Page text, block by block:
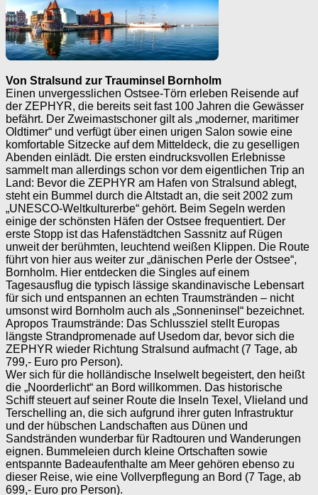
Von Stralsund zur Trauminsel Bornholm
Einen unvergesslichen Ostsee-Törn erleben Reisende auf
der ZEPHYR, die bereits seit fast 100 Jahren die Gewässer
befährt. Der Zweimastschoner gilt als „moderner, maritimer
Oldtimer“ und verfügt über einen urigen Salon sowie eine
komfortable Sitzecke auf dem Mitteldeck, die zu geselligen
Abenden einlädt. Die ersten eindrucksvollen Erlebnisse
sammelt man allerdings schon vor dem eigentlichen Trip an
Land: Bevor die ZEPHYR am Hafen von Stralsund ablegt,
steht ein Bummel durch die Altstadt an, die seit 2002 zum
„UNESCO-Weltkulturerbe“ gehört. Beim Segeln werden
einige der schönsten Häfen der Ostsee frequentiert. Der
erste Stopp ist das Hafenstädtchen Sassnitz auf Rügen
unweit der berühmten, leuchtend weißen Klippen. Die Route
führt von hier aus weiter zur „dänischen Perle der Ostsee“,
Bornholm. Hier entdecken die Singles auf einem
Tagesausflug die typisch lässige skandinavische Lebensart
für sich und entspannen an echten Traumstränden – nicht
umsonst wird Bornholm auch als „Sonneninsel“ bezeichnet.
Apropos Traumstrände: Das Schlussziel stellt Europas
längste Strandpromenade auf Usedom dar, bevor sich die
ZEPHYR wieder Richtung Stralsund aufmacht (7 Tage, ab
799,- Euro pro Person).
Wer sich für die holländische Inselwelt begeistert, den heißt
die „Noorderlicht“ an Bord willkommen. Das historische
Schiff steuert auf seiner Route die Inseln Texel, Vlieland und
Terschelling an, die sich aufgrund ihrer guten Infrastruktur
und der hübschen Landschaften aus Dünen und
Sandstränden wunderbar für Radtouren und Wanderungen
eignen. Bummeleien durch kleine Ortschaften sowie
entspannte Badeaufenthalte am Meer gehören ebenso zu
dieser Reise, wie eine Vollverpflegung an Bord (7 Tage, ab
699,- Euro pro Person).